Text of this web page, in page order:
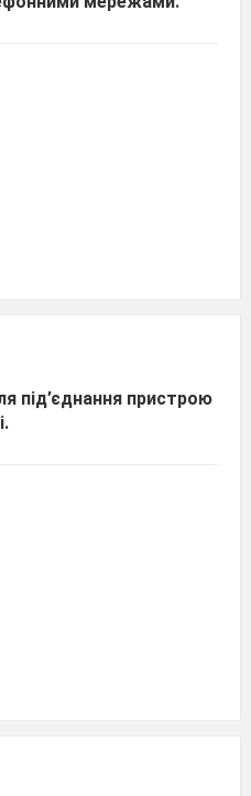
під’єднання пристрою